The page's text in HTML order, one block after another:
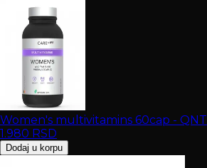
Women's multivitamins 60cap - QNT
1.980 RSD
Dodaj u korpu